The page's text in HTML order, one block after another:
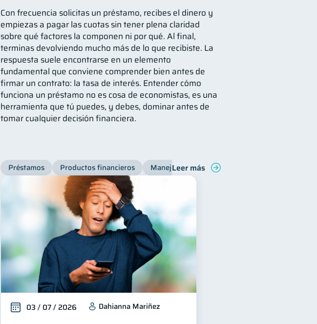
Con frecuencia solicitas un préstamo, recibes el dinero y
empiezas a pagar las cuotas sin tener plena claridad
sobre qué factores la componen ni por qué. Al final,
terminas devolviendo mucho más de lo que recibiste. La
respuesta suele encontrarse en un elemento
fundamental que conviene comprender bien antes de
firmar un contrato: la tasa de interés. Entender cómo
funciona un préstamo no es cosa de economistas, es una
herramienta que tú puedes, y debes, dominar antes de
tomar cualquier decisión financiera.
Préstamos Productos financieros Manejo de deudas
Leer más
03 / 07 / 2026 Dahianna Mariñez